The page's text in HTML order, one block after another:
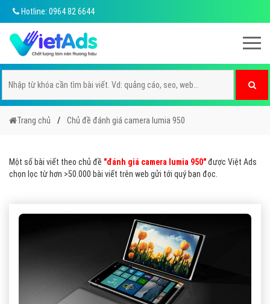
Hotline: 0964 82 6644
Trang chủ Chủ đề đánh giá camera lumia 950
Một số bài viết theo chủ đề "đánh giá camera lumia 950"được Việt Ads
chọn lọc từ hơn >50.000 bài viết trên web gửi tới quý bạn đọc.